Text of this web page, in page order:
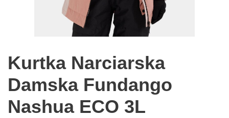
Kurtka Narciarska
Damska Fundango
Nashua ECO 3L